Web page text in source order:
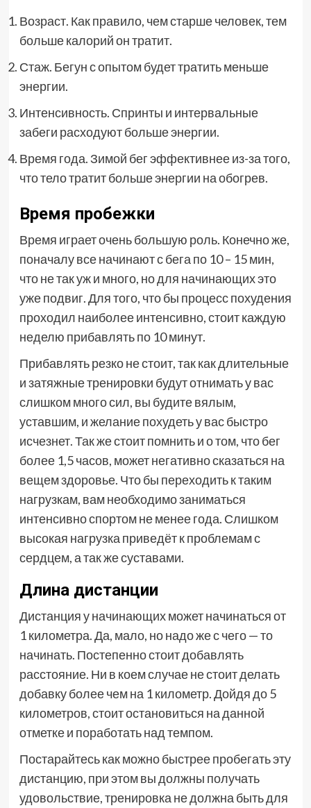
Возраст. Как правило, чем старше человек, тем
больше калорий он тратит.
Стаж. Бегун с опытом будет тратить меньше
энергии.
Интенсивность. Спринты и интервальные
забеги расходуют больше энергии.
Время года. Зимой бег эффективнее из-за того,
что тело тратит больше энергии на обогрев.
Время пробежки
Время играет очень большую роль. Конечно же,
поначалу все начинают с бега по 10 – 15 мин,
что не так уж и много, но для начинающих это
уже подвиг. Для того, что бы процесс похудения
проходил наиболее интенсивно, стоит каждую
неделю прибавлять по 10 минут.
Прибавлять резко не стоит, так как длительные
и затяжные тренировки будут отнимать у вас
слишком много сил, вы будите вялым,
уставшим, и желание похудеть у вас быстро
исчезнет. Так же стоит помнить и о том, что бег
более 1,5 часов, может негативно сказаться на
вещем здоровье. Что бы переходить к таким
нагрузкам, вам необходимо заниматься
интенсивно спортом не менее года. Слишком
высокая нагрузка приведёт к проблемам с
сердцем, а так же суставами.
Длина дистанции
Дистанция у начинающих может начинаться от
1 километра. Да, мало, но надо же с чего — то
начинать. Постепенно стоит добавлять
расстояние. Ни в коем случае не стоит делать
добавку более чем на 1 километр. Дойдя до 5
километров, стоит остановиться на данной
отметке и поработать над темпом.
Постарайтесь как можно быстрее пробегать эту
дистанцию, при этом вы должны получать
удовольствие, тренировка не должна быть для